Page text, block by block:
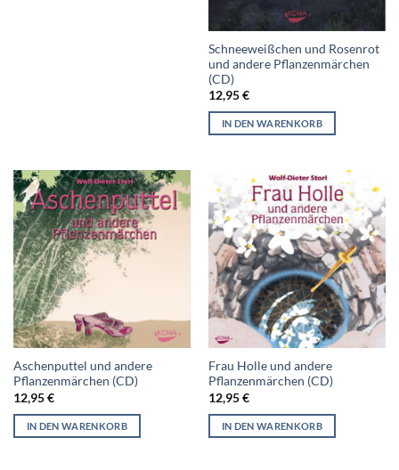
Schneeweißchen und Rosenrot
und andere Pflanzenmärchen
(CD)
12,95€
IN DEN WARENKORB
Aschenputtel und andere
Pflanzenmärchen (CD)
12,95€
IN DEN WARENKORB
Frau Holle und andere
Pflanzenmärchen (CD)
12,95€
IN DEN WARENKORB